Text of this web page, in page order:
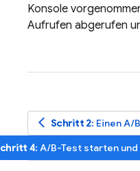
Konsole
Aufrufen abgerufen
arrow_back_ios Schritt 2: Einen A/
4: A/B-Test starten